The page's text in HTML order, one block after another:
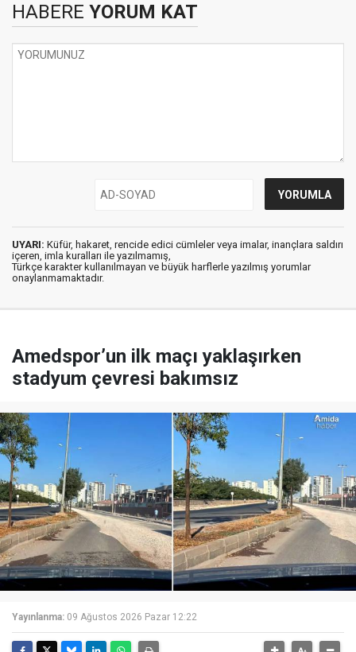
HABERE YORUM KAT
UYARI: Küfür, hakaret, rencide edici cümleler veya imalar, inançlara saldırı
içeren, imla kuralları ile yazılmamış,
Türkçe karakter kullanılmayan ve büyük harflerle yazılmış yorumlar
onaylanmamaktadır.
Amedspor’un ilk maçı yaklaşırken
stadyum çevresi bakımsız
Yayınlanma: 09 Ağustos 2026 Pazar 12:22